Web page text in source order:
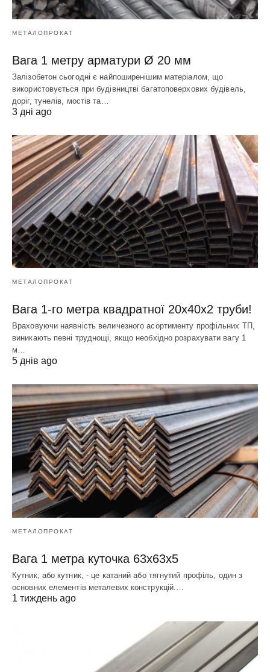
МЕТАЛОПРОКАТ
Вага 1 метру арматури Ø 20 мм
Залізобетон сьогодні є найпоширенішим матеріалом, що
використовується при будівництві багатоповерхових будівель,
доріг, тунелів, мостів та…
3 дні ago
МЕТАЛОПРОКАТ
Вага 1-го метра квадратної 20х40х2 труби!
Враховуючи наявність величезного асортименту профільних ТП,
виникають певні труднощі, якщо необхідно розрахувати вагу 1
м…
5 днів ago
МЕТАЛОПРОКАТ
Вага 1 метра куточка 63х63х5
Кутник, або кутник, - це катаний або тягнутий профіль, один з
основних елементів металевих конструкцій.…
1 тиждень ago